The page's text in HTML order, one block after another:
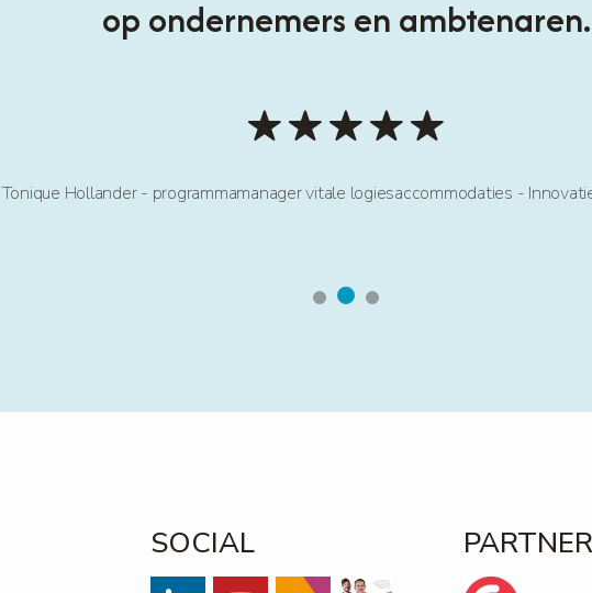
op ondernemers en ambtenaren.
Tonique Hollander - programmamanager vitale logiesaccommodaties -
SOCIAL PARTNER